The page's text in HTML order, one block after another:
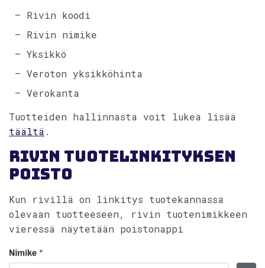
– Rivin koodi
– Rivin nimike
– Yksikkö
– Veroton yksikköhinta
– Verokanta
Tuotteiden hallinnasta voit lukea lisää
täältä .
Rivin tuotelinkityksen
poisto
Kun rivillä on linkitys tuotekannassa
olevaan tuotteeseen, rivin tuotenimikkeen
vieressä näytetään poistonappi